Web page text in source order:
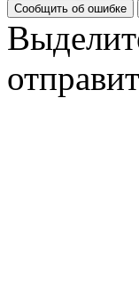
Сообщить об ошибке